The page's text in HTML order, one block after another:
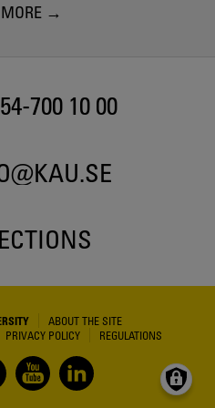
700 10 00
ABOUT THE SITE
PRIVACY POLICY REGULATIONS